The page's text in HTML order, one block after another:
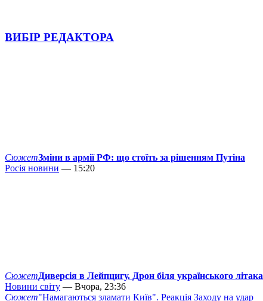
ВИБІР РЕДАКТОРА
СюжетЗміни в армії РФ: що стоїть за рішенням Путіна
Росія новини — 15:20
СюжетДиверсія в Лейпцигу. Дрон біля українського літака
Новини світу — Вчора, 23:36
Сюжет"Намагаються зламати Київ". Реакція Заходу на удар